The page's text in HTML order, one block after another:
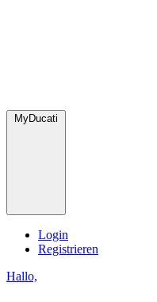
MyDucati
Login
Registrieren
Hallo,